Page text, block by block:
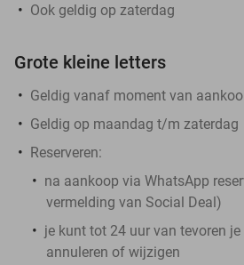
Ook geldig op zaterdag
Grote kleine letters
Geldig vanaf moment van
Geldig op maandag t/m zaterdag
Reserveren:
na aankoop via WhatsApp
vermelding van Social Deal)
je kunt tot 24 uur van tevoren
annuleren of wijzigen